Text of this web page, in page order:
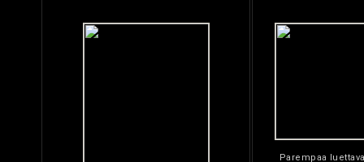
Parempaa